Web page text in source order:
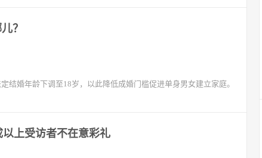
？
婚年龄下调至18岁，以此降低成婚门槛促进单身男女建立家庭。
以上受访者不在意彩礼